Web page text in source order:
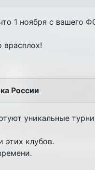
1 ноября с вашего
врасплох!
России
уникальные
этих клубов.